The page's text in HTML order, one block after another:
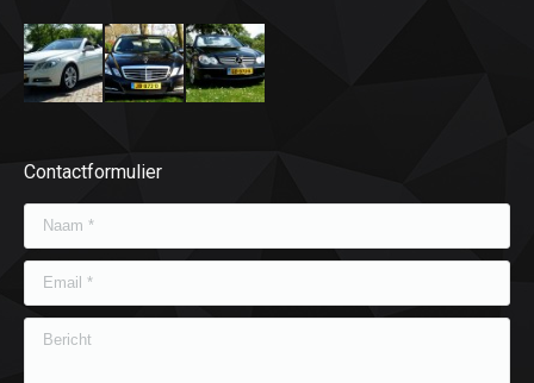
Contactformulier
Naam *
Email *
Bericht